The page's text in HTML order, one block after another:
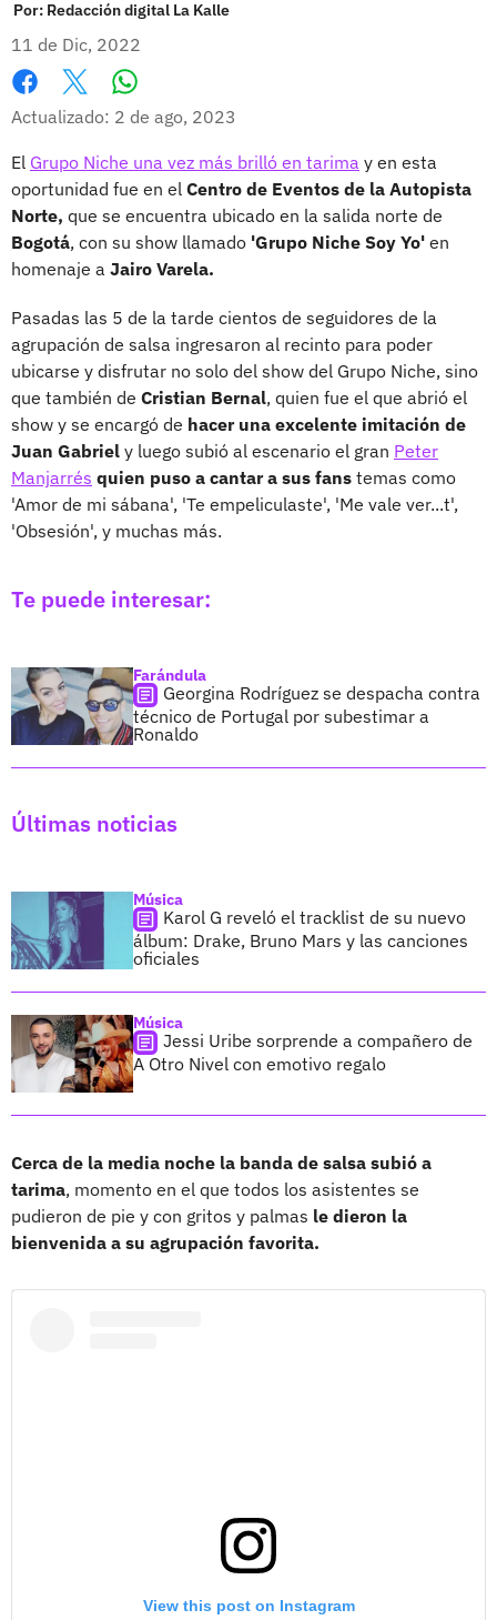
Por: Redacción digital La Kalle
11 de Dic, 2022
Facebook
X
Actualizado: 2 de ago, 2023
El Grupo Niche una vez más brilló en tarima y en esta
oportunidad fue en el Centro de Eventos de la Autopista
Norte, que se encuentra ubicado en la salida norte de
Bogotá, con su show llamado 'Grupo Niche Soy Yo' en
homenaje a Jairo Varela.
Pasadas las 5 de la tarde cientos de seguidores de la
agrupación de salsa ingresaron al recinto para poder
ubicarse y disfrutar no solo del show del Grupo Niche, sino
que también de Cristian Bernal, quien fue el que abrió el
show y se encargó de hacer una excelente imitación de
Juan Gabriel y luego subió al escenario el gran Peter
Manjarrés quien puso a cantar a sus fans temas como
'Amor de mi sábana', 'Te empeliculaste', 'Me vale ver...t',
'Obsesión', y muchas más.
Te puede interesar:
Farándula
Georgina Rodríguez se despacha contra
técnico de Portugal por subestimar a
Ronaldo
Últimas noticias
Música
Karol G reveló el tracklist de su nuevo
álbum: Drake, Bruno Mars y las canciones
oficiales
Música
Jessi Uribe sorprende a compañero de
A Otro Nivel con emotivo regalo
Cerca de la media noche la banda de salsa subió a
tarima, momento en el que todos los asistentes se
pudieron de pie y con gritos y palmas le dieron la
bienvenida a su agrupación favorita.
View this post on Instagram